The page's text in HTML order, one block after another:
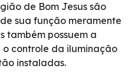
de Bom Jesus são
sua função meramente
também possuem a
controle da iluminação
instaladas.